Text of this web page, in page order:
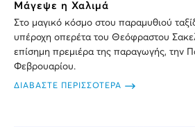
Μάγεψε η Χαλιμά
Στο μαγικό κόσμο στου παραμυθιού
υπέροχη οπερέτα του Θεόφραστου
επίσημη πρεμιέρα της παραγωγής, την
Φεβρουαρίου.
ΔΙΑΒΑΣΤΕ ΠΕΡΙΣΣΟΤΕΡΑ